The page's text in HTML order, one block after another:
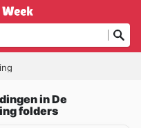
in De
folders